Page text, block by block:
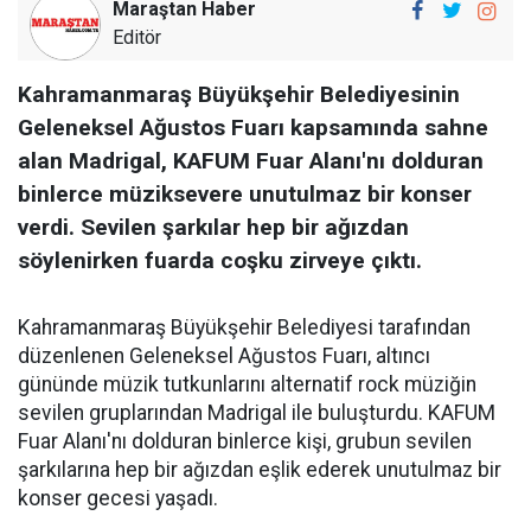
Maraştan Haber
Editör
Kahramanmaraş Büyükşehir Belediyesinin
Geleneksel Ağustos Fuarı kapsamında sahne
alan Madrigal, KAFUM Fuar Alanı'nı dolduran
binlerce müziksevere unutulmaz bir konser
verdi. Sevilen şarkılar hep bir ağızdan
söylenirken fuarda coşku zirveye çıktı.
Kahramanmaraş Büyükşehir Belediyesi tarafından
düzenlenen Geleneksel Ağustos Fuarı, altıncı
gününde müzik tutkunlarını alternatif rock müziğin
sevilen gruplarından Madrigal ile buluşturdu. KAFUM
Fuar Alanı'nı dolduran binlerce kişi, grubun sevilen
şarkılarına hep bir ağızdan eşlik ederek unutulmaz bir
konser gecesi yaşadı.